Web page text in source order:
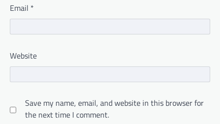
Email *
Website
Save my name, email, and website in this browser for
the next time I comment.